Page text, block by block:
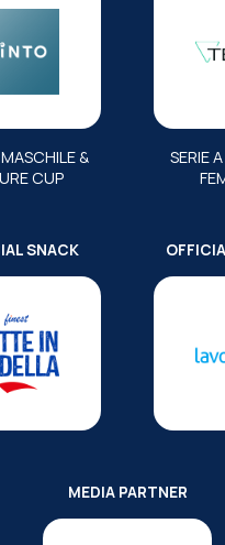
&
CUP
SERIE
SNACK
MEDIA PARTNER